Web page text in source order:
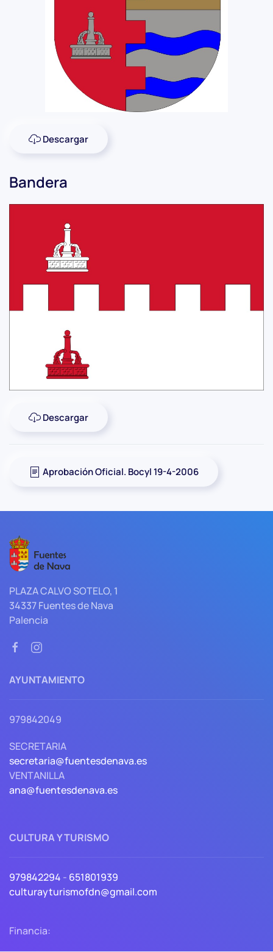
Descargar
Bandera
Descargar
Aprobación Oficial. Bocyl 19-4-2006
PLAZA CALVO SOTELO, 1
34337 Fuentes de Nava
Palencia
AYUNTAMIENTO
979842049
SECRETARIA
secretaria@fuentesdenava.es
VENTANILLA
ana@fuentesdenava.es
CULTURA Y TURISMO
979842294 - 651801939
culturayturismofdn@gmail.com
Financia: